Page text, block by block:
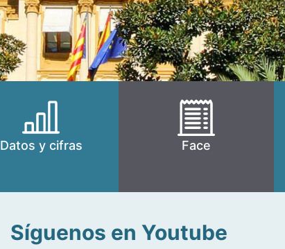
Datos y cifras Face
Síguenos en Youtube